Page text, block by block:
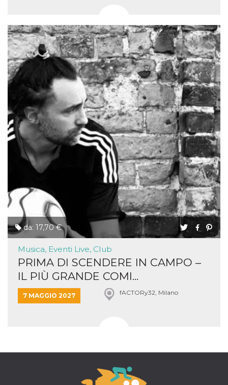
da: 17,70 €
Musica, Eventi Live, Club
PRIMA DI SCENDERE IN CAMPO –
IL PIÙ GRANDE COMI...
7 MAGGIO 2027 fACTORy32, Milano